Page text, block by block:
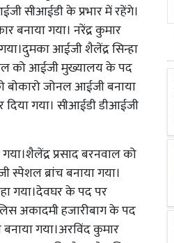
सीआईडी के प्रभार में रहेंगे।
बनाया गया। नरेंद्र कुमार
आईजी शैलेंद्र सिन्हा
को आईजी मुख्यालय के पद
जोनल आईजी बनाया
गया। सीआईडी डीआईजी
प्रसाद बरनवाल को
ब्रांच बनाया गया।
गया।देवघर के पद पर
अकादमी हजारीबाग के पद
गया।अरविंद कुमार